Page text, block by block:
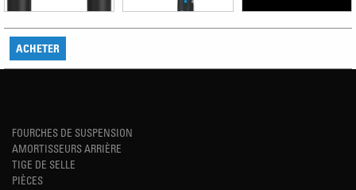
ACHETER
FOURCHES DE SUSPENSION
AMORTISSEURS ARRIÈRE
TIGE DE SELLE
PIÈCES